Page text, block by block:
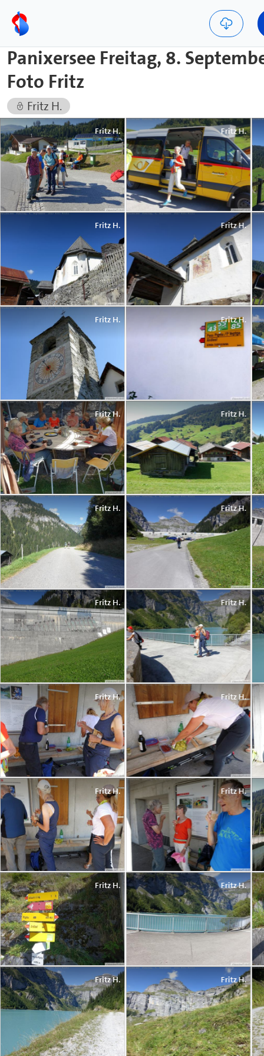
Panixersee Freitag, 8.
Foto Fritz
Fritz H.
Fritz H. Fritz H.
Fritz H. Fritz H.
Fritz H. Fritz H.
Fritz H. Fritz H.
Fritz H. Fritz H.
Fritz H. Fritz H.
Fritz H. Fritz H.
Fritz H. Fritz H.
Fritz H. Fritz H.
Fritz H. Fritz H.